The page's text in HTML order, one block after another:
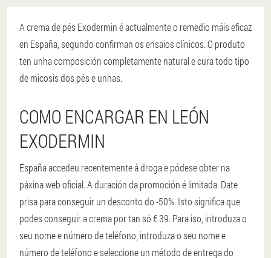
A crema de pés Exodermin é actualmente o remedio máis eficaz
en España, segundo confirman os ensaios clínicos. O produto
ten unha composición completamente natural e cura todo tipo
de micosis dos pés e unhas.
COMO ENCARGAR EN LEÓN
EXODERMIN
España accedeu recentemente á droga e pódese obter na
páxina web oficial. A duración da promoción é limitada. Date
prisa para conseguir un desconto do -50%. Isto significa que
podes conseguir a crema por tan só € 39. Para iso, introduza o
seu nome e número de teléfono, introduza o seu nome e
número de teléfono e seleccione un método de entrega do